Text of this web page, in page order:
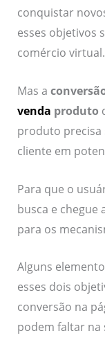
conquistar
esses objetivos
comércio virtual.
Mas a
venda produto
produto precisa
cliente em
Para que o
busca e chegue
para os
Alguns
esses dois
conversão na
podem faltar na